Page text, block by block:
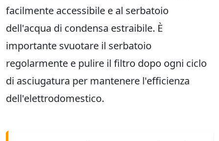
facilmente accessibile e al serbatoio
dell'acqua di condensa estraibile. È
importante svuotare il serbatoio
regolarmente e pulire il filtro dopo ogni ciclo
di asciugatura per mantenere l'efficienza
dell'elettrodomestico.